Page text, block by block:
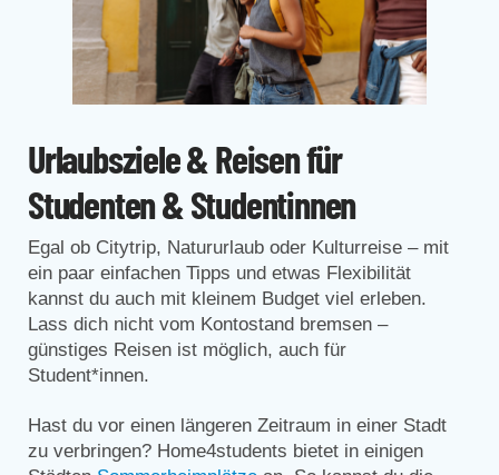
Urlaubsziele & Reisen für
Studenten & Studentinnen
Egal ob Citytrip, Natururlaub oder Kulturreise – mit
ein paar einfachen Tipps und etwas Flexibilität
kannst du auch mit kleinem Budget viel erleben.
Lass dich nicht vom Kontostand bremsen –
günstiges Reisen ist möglich, auch für
Student*innen.
Hast du vor einen längeren Zeitraum in einer Stadt
zu verbringen? Home4students bietet in einigen